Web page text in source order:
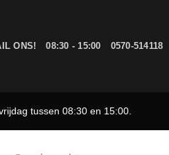
ONS! 08:30 - 15:00 0570-514118
tussen 08:30 en 15:00.